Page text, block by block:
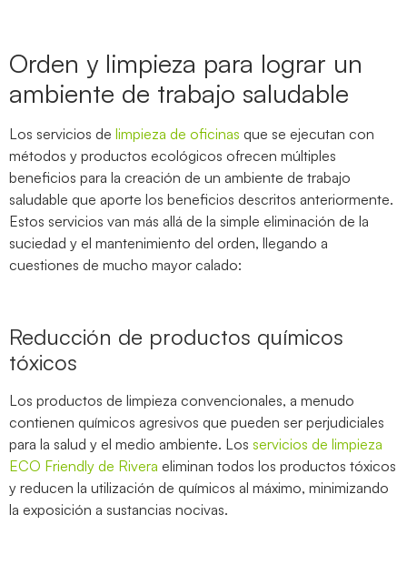
Orden y limpieza para lograr un
ambiente de trabajo saludable
Los servicios de limpieza de oficinas que se ejecutan con
métodos y productos ecológicos ofrecen múltiples
beneficios para la creación de un ambiente de trabajo
saludable que aporte los beneficios descritos anteriormente.
Estos servicios van más allá de la simple eliminación de la
suciedad y el mantenimiento del orden, llegando a
cuestiones de mucho mayor calado:
Reducción de productos químicos
tóxicos
Los productos de limpieza convencionales, a menudo
contienen químicos agresivos que pueden ser perjudiciales
para la salud y el medio ambiente. Los servicios de limpieza
ECO Friendly de Rivera eliminan todos los productos tóxicos
y reducen la utilización de químicos al máximo, minimizando
la exposición a sustancias nocivas.